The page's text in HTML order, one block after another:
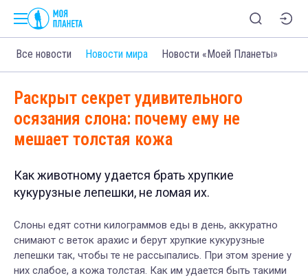
Все новости Новости мира Новости «Моей Планеты»
Раскрыт секрет удивительного
осязания слона: почему ему не
мешает толстая кожа
Как животному удается брать хрупкие
кукурузные лепешки, не ломая их.
Слоны едят сотни килограммов еды в день, аккуратно
снимают с веток арахис и берут хрупкие кукурузные
лепешки так, чтобы те не рассыпались. При этом зрение у
них слабое, а кожа толстая. Как им удается быть такими